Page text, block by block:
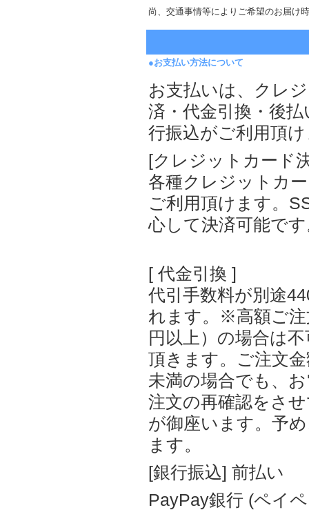
尚、交通事情等によりご希望のお届け
●お支払い方法について
お支払いは、クレ
済・代金引換・後払
行振込がご利用頂
[クレジットカード
各種クレジットカ
ご利用頂けます。
心して決済可能で
[ 代金引換 ]
代引手数料が別途
れます。※高額ご注
円以上）の場合は
頂きます。ご注文
未満の場合でも、
注文の再確認をさ
が御座います。予
ます。
[銀行振込] 前払い
PayPay銀行 (ペイ